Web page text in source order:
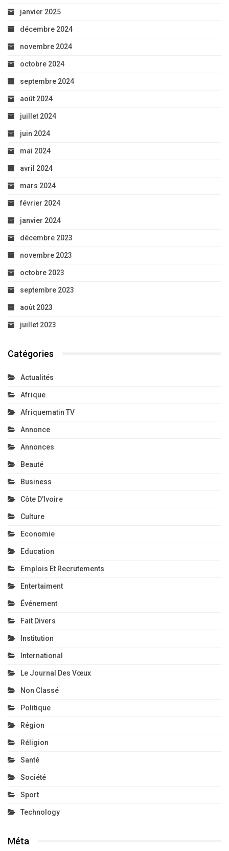
janvier 2025
décembre 2024
novembre 2024
octobre 2024
septembre 2024
août 2024
juillet 2024
juin 2024
mai 2024
avril 2024
mars 2024
février 2024
janvier 2024
décembre 2023
novembre 2023
octobre 2023
septembre 2023
août 2023
juillet 2023
Catégories
Actualités
Afrique
Afriquematin TV
Annonce
Annonces
Beauté
Business
Côte D'Ivoire
Culture
Economie
Education
Emplois Et Recrutements
Entertaiment
Événement
Fait Divers
Institution
International
Le Journal Des Vœux
Non Classé
Politique
Région
Réligion
Santé
Société
Sport
Technology
Méta